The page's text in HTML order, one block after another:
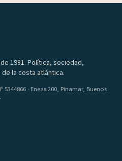
1981. Política, sociedad,
la costa atlántica.
5344866 · Eneas 200, Pinamar, Buenos